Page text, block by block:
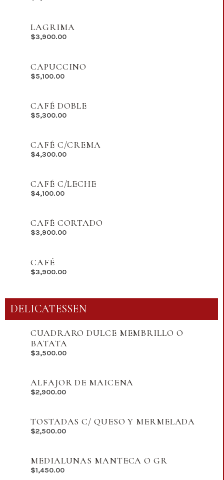
LAGRIMA
$3,900.00
CAPUCCINO
$5,100.00
CAFÉ DOBLE
$5,300.00
CAFÉ C/CREMA
$4,300.00
CAFÉ C/LECHE
$4,100.00
CAFÉ CORTADO
$3,900.00
CAFÉ
$3,900.00
DELICATESSEN
CUADRARO DULCE MEMBRILLO O
BATATA
$3,500.00
ALFAJOR DE MAICENA
$2,900.00
TOSTADAS C/ QUESO Y MERMELADA
$2,500.00
MEDIALUNAS MANTECA O GR
$1,450.00